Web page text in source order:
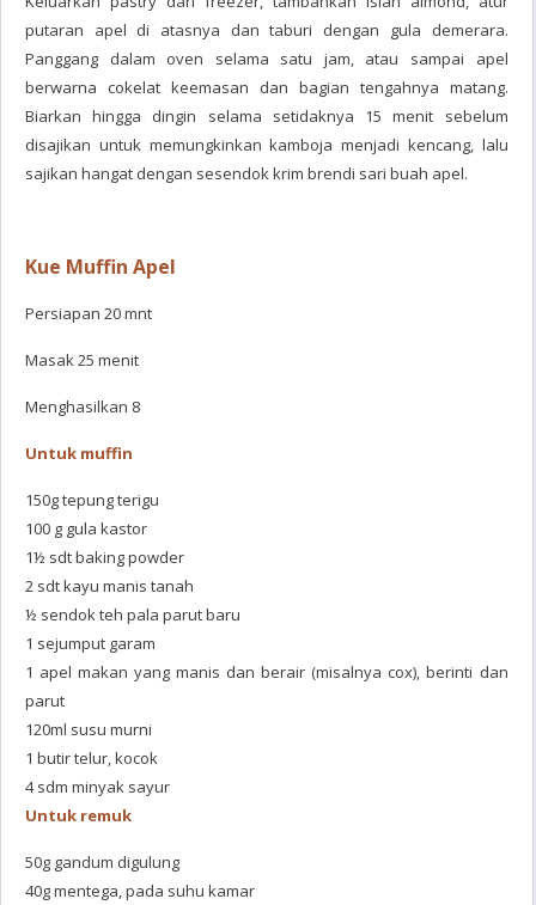
putaran apel di atasnya dan taburi dengan gula demerara.
Panggang dalam oven selama satu jam, atau sampai apel
berwarna cokelat keemasan dan bagian tengahnya matang.
Biarkan hingga dingin selama setidaknya 15 menit sebelum
disajikan untuk memungkinkan kamboja menjadi kencang, lalu
sajikan hangat dengan sesendok krim brendi sari buah apel.
Kue Muffin Apel
Persiapan 20 mnt
Masak 25 menit
Menghasilkan 8
Untuk muffin
150g tepung terigu
100 g gula kastor
1½ sdt baking powder
2 sdt kayu manis tanah
½ sendok teh pala parut baru
1 sejumput garam
1 apel makan yang manis dan berair (misalnya cox), berinti dan
parut
120ml susu murni
1 butir telur, kocok
4 sdm minyak sayur
Untuk remuk
50g gandum digulung
40g mentega, pada suhu kamar